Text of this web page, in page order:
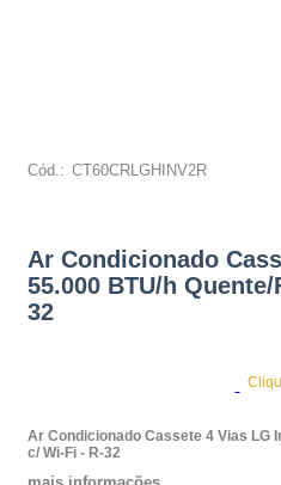
Cód.: CT60CRLGHINV2R
Ar Condicionado
55.000 BTU/h
32
Ar Condicionado Cassete 4 Vias LG
c/ Wi-Fi - R-32